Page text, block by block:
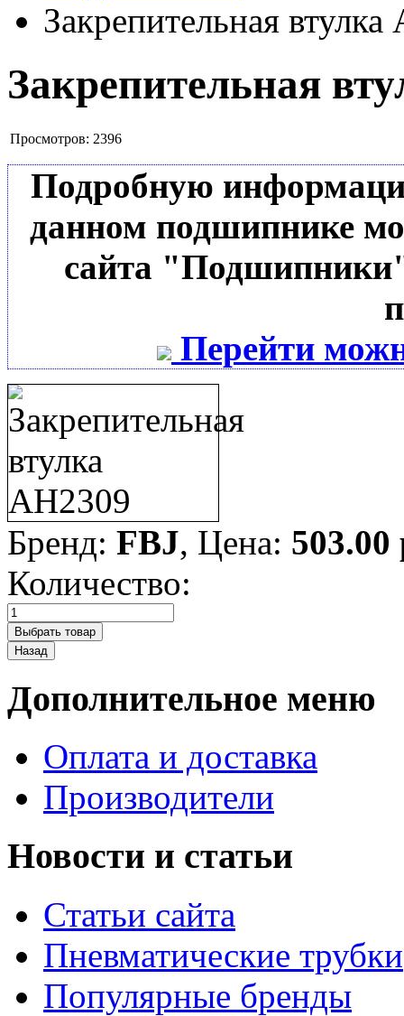
Закрепительная
Закрепительная
Просмотров: 2396
Подробную
данном подшипнике
сайта
Перейти
Бренд: FBJ, Цена: 503.00
Количество:
Дополнительное меню
Оплата и доставка
Производители
Новости и статьи
Статьи сайта
Пневматические трубки
Популярные бренды